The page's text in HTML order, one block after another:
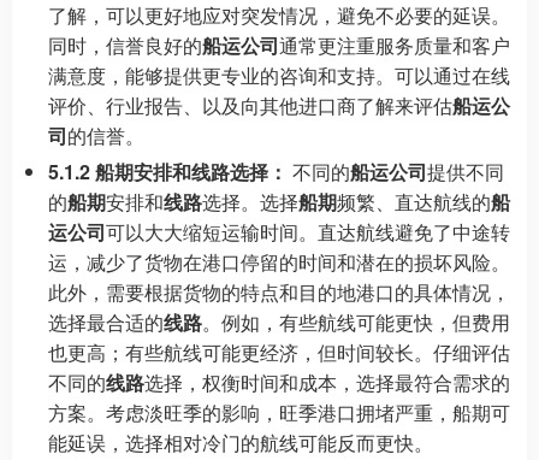
了解，可以更好地应对突发情况，避免不必要的延误。
同时，信誉良好的船运公司通常更注重服务质量和客户
满意度，能够提供更专业的咨询和支持。可以通过在线
评价、行业报告、以及向其他进口商了解来评估船运公
司的信誉。
5.1.2 船期安排和线路选择： 不同的船运公司提供不同
的船期安排和线路选择。选择船期频繁、直达航线的船
运公司可以大大缩短运输时间。直达航线避免了中途转
运，减少了货物在港口停留的时间和潜在的损坏风险。
此外，需要根据货物的特点和目的地港口的具体情况，
选择最合适的线路。例如，有些航线可能更快，但费用
也更高；有些航线可能更经济，但时间较长。仔细评估
不同的线路选择，权衡时间和成本，选择最符合需求的
方案。考虑淡旺季的影响，旺季港口拥堵严重，船期可
能延误，选择相对冷门的航线可能反而更快。